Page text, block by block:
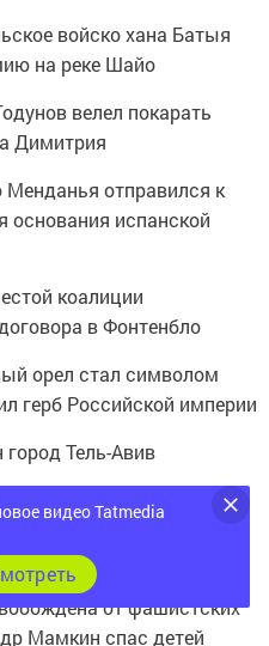
войско хана Батыя
на реке Шайо
велел покарать
Димитрия
Менданья отправился к
испанской
коалиции
в Фонтенбло
орел стал символом
герб Российской империи
Тель-Авив
Международная
Астраханский
от фашистских
Мамкин спас детей
видео Tatmedia